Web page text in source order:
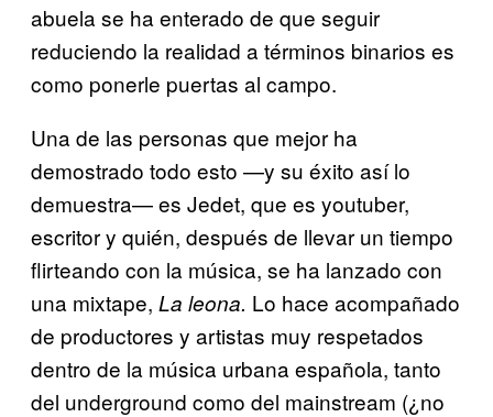
abuela se ha enterado de que seguir
reduciendo la realidad a términos binarios es
como ponerle puertas al campo.
Una de las personas que mejor ha
demostrado todo esto —y su éxito así lo
demuestra— es Jedet, que es youtuber,
escritor y quién, después de llevar un tiempo
flirteando con la música, se ha lanzado con
una mixtape, La leona. Lo hace acompañado
de productores y artistas muy respetados
dentro de la música urbana española, tanto
del underground como del mainstream (¿no